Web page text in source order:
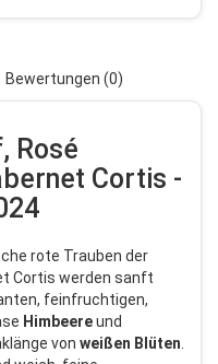
Bewertungen (0)
Rosé
Cortis -
rote Trauben der
Cortis werden sanft
feinfruchtigen,
Himbeereund
von weißen Blüten